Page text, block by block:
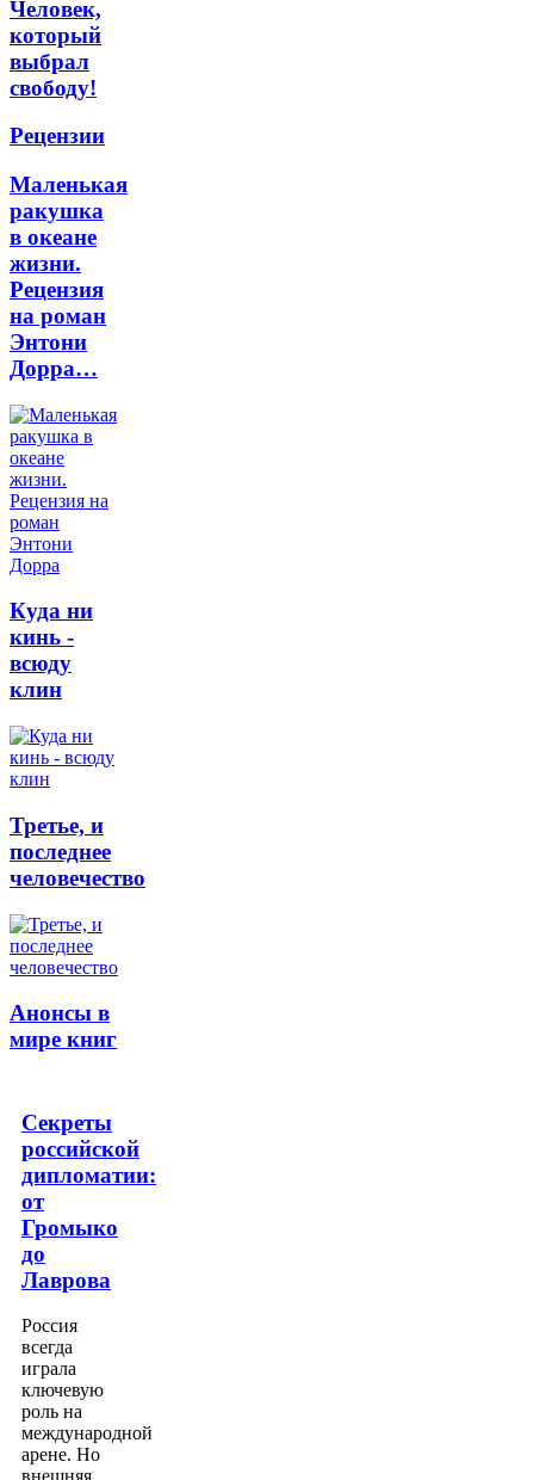
Человек,
который
выбрал
свободу!
Рецензии
Маленькая
ракушка
в океане
жизни.
Рецензия
на роман
Энтони
Дорра…
Куда ни
кинь -
всюду
клин
Третье, и
последнее
человечество
Анонсы в
мире книг
Секреты
российской
дипломатии:
от
Громыко
до
Лаврова
Россия
всегда
играла
ключевую
роль на
международной
арене. Но